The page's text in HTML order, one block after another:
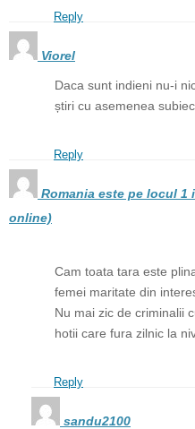
Reply
Viorel
Daca sunt indieni nu-i
știri cu asemenea
Reply
Romania este pe locul
online)
Cam toata tara este
femei maritate din
Nu mai zic de criminalii
hotii care fura zilnic la
Reply
sandu2100